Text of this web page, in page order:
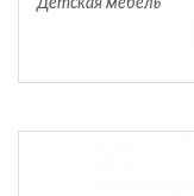
Детская мебель